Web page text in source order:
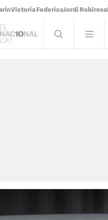
Victoria FedericaJordi Robirosa